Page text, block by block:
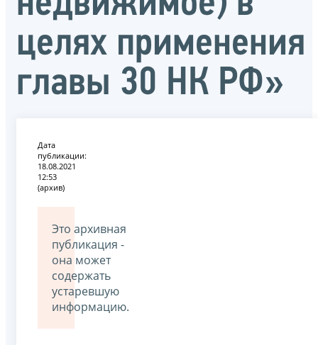
целях применения
главы 30 НК РФ»
Дата
публикации:
18.08.2021
12:53
(архив)
Это архивная
публикация -
она может
содержать
устаревшую
информацию.